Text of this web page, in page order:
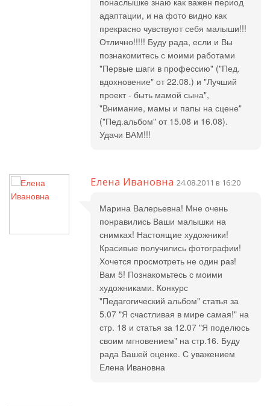
адаптации, и на фото видно как
прекрасно чувствуют себя малыши!!!
Отлично!!!!! Буду рада, если и Вы
познакомитесь с моими работами
"Первые шаги в профессию" ("Пед.
вдохновение" от 22.08.) и "Лучший
проект - быть мамой сына",
"Внимание, мамы и папы на сцене"
("Пед.альбом" от 15.08 и 16.08).
Удачи ВАМ!!!
Елена Ивановна 24.08.2011 в 16:20
Марина Валерьевна! Мне очень
понравились Ваши малышки на
снимках! Настоящие художники!
Красивые получились фотографии!
Хочется просмотреть не один раз!
Вам 5! Познакомьтесь с моими
художниками. Конкурс
"Педагогический альбом" статья за
5.07 "Я счастливая в мире самая!" на
стр. 18 и статья за 12.07 "Я поделюсь
своим мгновением" на стр.16. Буду
рада Вашей оценке. С уважением
Елена Ивановна